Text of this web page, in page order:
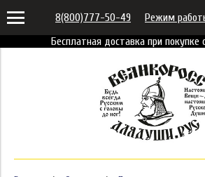
Бесплатная доставка при покупке
8(800)777-50-49 Режим